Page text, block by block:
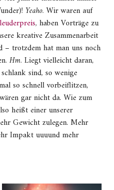
Yeaho. Wir waren auf
, haben Vorträge zu
kreative Zusammenarbeit
– trotzdem hat man uns noch
Hm. Liegt vielleicht daran,
sind, so wenige
so schnell vorbeiflitzen,
gar nicht da. Wie zum
heißt einer unserer
Gewicht zulegen. Mehr
Impakt uuuund mehr